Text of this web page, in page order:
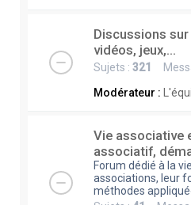
Discussions
vidéos, jeux,...
Sujets : 321
Modérateur :
Vie associative
associatif,
Forum dédié à la
associations, leur
méthodes